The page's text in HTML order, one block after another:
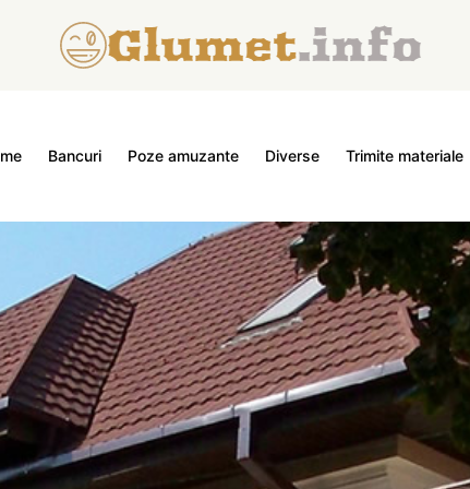
Bancuri Poze amuzante Diverse Trimite materiale